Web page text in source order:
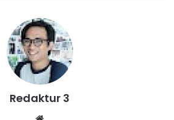
Redaktur 3